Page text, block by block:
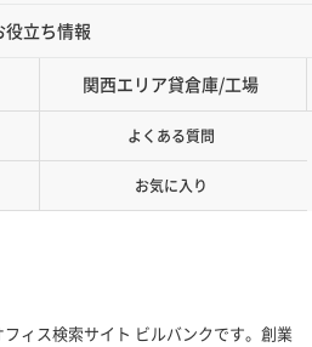
役立ち情報
関西エリア貸倉庫/工場
よくある質問
お気に入り
ィス検索サイト ビルバンクです。創業